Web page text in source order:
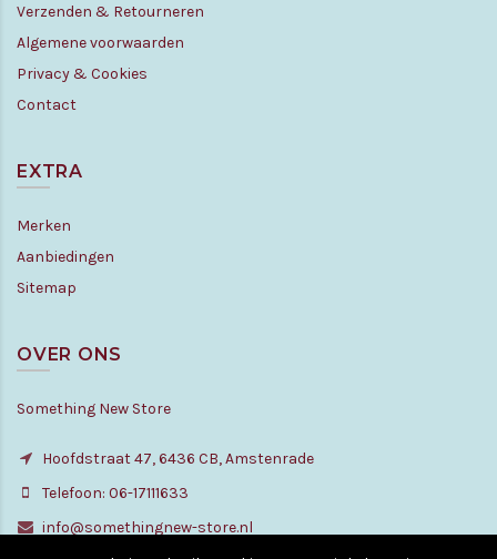
Verzenden & Retourneren
Algemene voorwaarden
Privacy & Cookies
Contact
EXTRA
Merken
Aanbiedingen
Sitemap
OVER ONS
Something New Store
Hoofdstraat 47, 6436 CB, Amstenrade
Telefoon: 06-17111633
info@somethingnew-store.nl